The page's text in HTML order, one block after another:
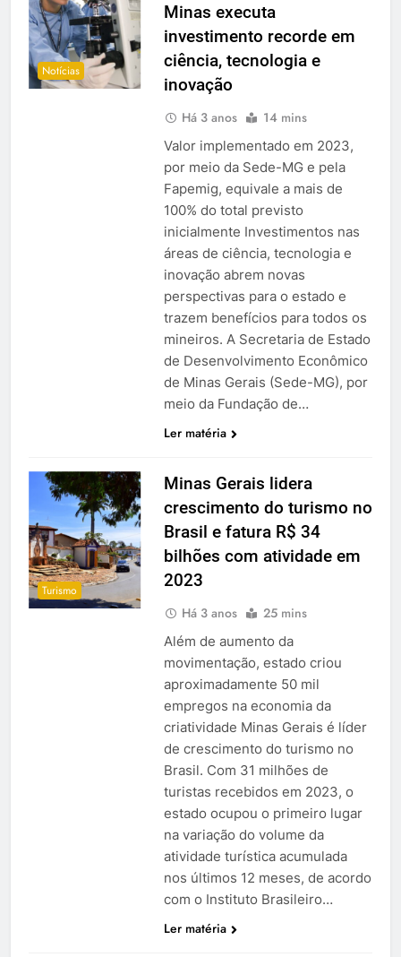
Notícias
Minas executa
investimento recorde em
ciência, tecnologia e
inovação
Há 3 anos 14 mins
Valor implementado em 2023,
por meio da Sede-MG e pela
Fapemig, equivale a mais de
100% do total previsto
inicialmente Investimentos nas
áreas de ciência, tecnologia e
inovação abrem novas
perspectivas para o estado e
trazem benefícios para todos os
mineiros. A Secretaria de Estado
de Desenvolvimento Econômico
de Minas Gerais (Sede-MG), por
meio da Fundação de…
Ler matéria
Turismo
Minas Gerais lidera
crescimento do turismo no
Brasil e fatura R$ 34
bilhões com atividade em
2023
Há 3 anos 25 mins
Além de aumento da
movimentação, estado criou
aproximadamente 50 mil
empregos na economia da
criatividade Minas Gerais é líder
de crescimento do turismo no
Brasil. Com 31 milhões de
turistas recebidos em 2023, o
estado ocupou o primeiro lugar
na variação do volume da
atividade turística acumulada
nos últimos 12 meses, de acordo
com o Instituto Brasileiro…
Ler matéria